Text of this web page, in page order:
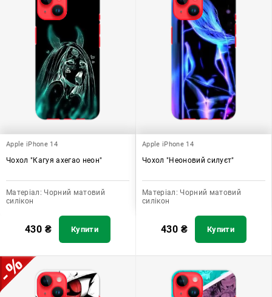
Apple iPhone 14
Чохол "Кагуя ахегао неон"
Матеріал: Чорний матовий
силікон
430 ₴ Купити
Apple iPhone 14
Чохол "Неоновий силуєт"
Матеріал: Чорний матовий
силікон
430 ₴ Купити